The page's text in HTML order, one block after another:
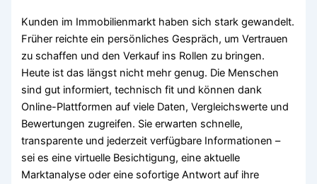
Kunden im Immobilienmarkt haben sich stark gewandelt.
Früher reichte ein persönliches Gespräch, um Vertrauen
zu schaffen und den Verkauf ins Rollen zu bringen.
Heute ist das längst nicht mehr genug. Die Menschen
sind gut informiert, technisch fit und können dank
Online-Plattformen auf viele Daten, Vergleichswerte und
Bewertungen zugreifen. Sie erwarten schnelle,
transparente und jederzeit verfügbare Informationen –
sei es eine virtuelle Besichtigung, eine aktuelle
Marktanalyse oder eine sofortige Antwort auf ihre